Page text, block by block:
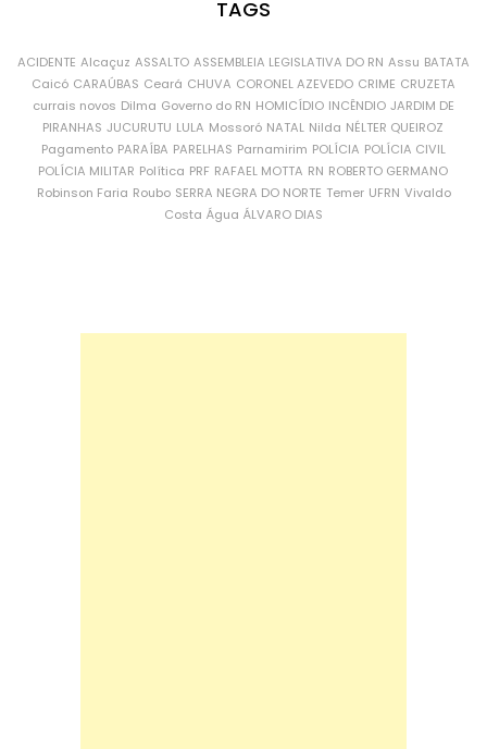
TAGS
ACIDENTE Alcaçuz ASSALTO ASSEMBLEIA LEGISLATIVA DO RN Assu BATATA
Caicó CARAÚBAS Ceará CHUVA CORONEL AZEVEDO CRIME CRUZETA
currais novos Dilma Governo do RN HOMICÍDIO INCÊNDIO JARDIM DE
PIRANHAS JUCURUTU LULA Mossoró NATAL Nilda NÉLTER QUEIROZ
Pagamento PARAÍBA PARELHAS Parnamirim POLÍCIA POLÍCIA CIVIL
POLÍCIA MILITAR Política PRF RAFAEL MOTTA RN ROBERTO GERMANO
Robinson Faria Roubo SERRA NEGRA DO NORTE Temer UFRN Vivaldo
Costa Água ÁLVARO DIAS